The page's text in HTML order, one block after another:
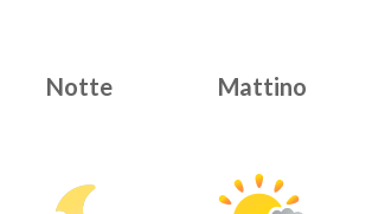
Notte Mattino